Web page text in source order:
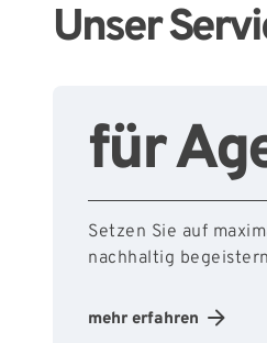
Unser
für
Setzen Sie auf
nachhaltig
mehr erfahren